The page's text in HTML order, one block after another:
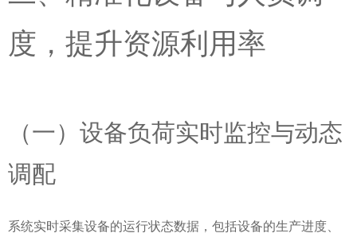
度，提升资源利用率
（一）设备负荷实时监控与动态
调配
系统实时采集设备的运行状态数据，包括设备的生产进度、